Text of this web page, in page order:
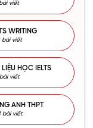
viết
WRITING
bài viết
LIỆU HỌC IELTS
viết
ANH THPT
bài viết